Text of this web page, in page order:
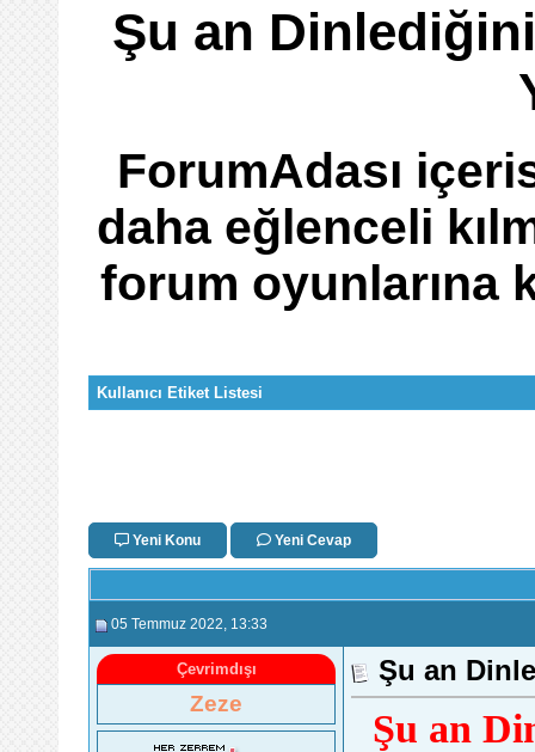
Şu an
ForumAdası
daha eğlenceli
forum oyunlarına
Kullanıcı Etiket Listesi
Yeni Konu Yeni Cevap
05 Temmuz 2022 , 13:33
Çevrimdışı
Zeze
Şu an
Şu an